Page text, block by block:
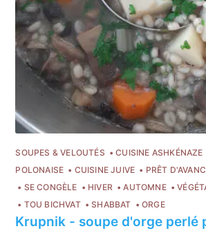
SOUPES & VELOUTÉS CUISINE ASHKÉNAZE
POLONAISE
CUISINE JUIVE PRÊT
SE CONGÈLE
HIVER AUTOMNE
TOU BICHVAT
SHABBAT ORGE
Krupnik - soupe d'orge perlé